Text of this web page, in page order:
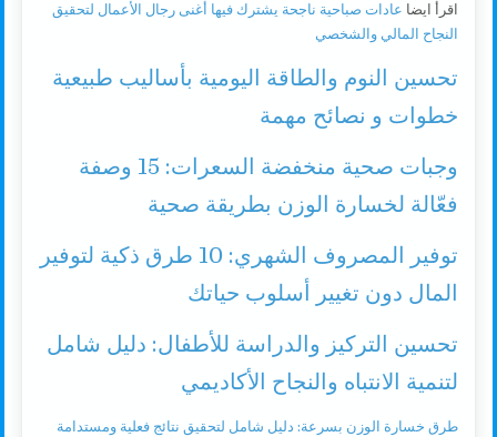
اقرأ ايضا عادات صباحية ناجحة يشترك فيها أغنى رجال الأعمال لتحقيق
النجاح المالي والشخصي
تحسين النوم والطاقة اليومية بأساليب طبيعية
خطوات و نصائح مهمة
وجبات صحية منخفضة السعرات: 15 وصفة
فعّالة لخسارة الوزن بطريقة صحية
توفير المصروف الشهري: 10 طرق ذكية لتوفير
المال دون تغيير أسلوب حياتك
تحسين التركيز والدراسة للأطفال: دليل شامل
لتنمية الانتباه والنجاح الأكاديمي
طرق خسارة الوزن بسرعة: دليل شامل لتحقيق نتائج فعلية ومستدامة